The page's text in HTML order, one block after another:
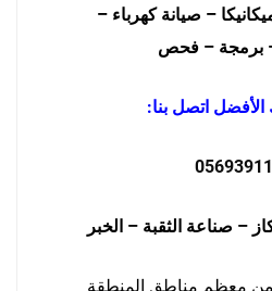
– صيانة كهرباء –
برمجة – فحص
اتصل بنا:
– صناعة الثقبة – الخبر
من معظم مناطق المنطقة